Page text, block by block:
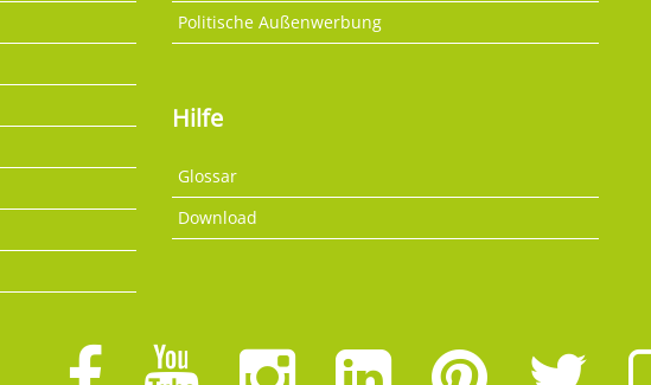
Politische Außenwerbung
Hilfe
Glossar
Download